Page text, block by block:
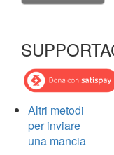
Altri metodi
per inviare
una mancia